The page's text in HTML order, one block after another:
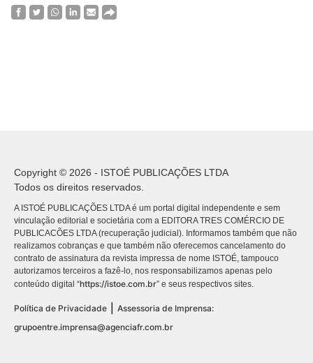
Copyright © 2026 - ISTOÉ PUBLICAÇÕES LTDA
Todos os direitos reservados.
A ISTOÉ PUBLICAÇÕES LTDA é um portal digital independente e sem
vinculação editorial e societária com a EDITORA TRES COMÉRCIO DE
PUBLICACÕES LTDA (recuperação judicial). Informamos também que não
realizamos cobranças e que também não oferecemos cancelamento do
contrato de assinatura da revista impressa de nome ISTOÉ, tampouco
autorizamos terceiros a fazê-lo, nos responsabilizamos apenas pelo
conteúdo digital “https://istoe.com.br” e seus respectivos sites.
Política de Privacidade
Assessoria de Imprensa:
grupoentre.imprensa@agenciafr.com.br